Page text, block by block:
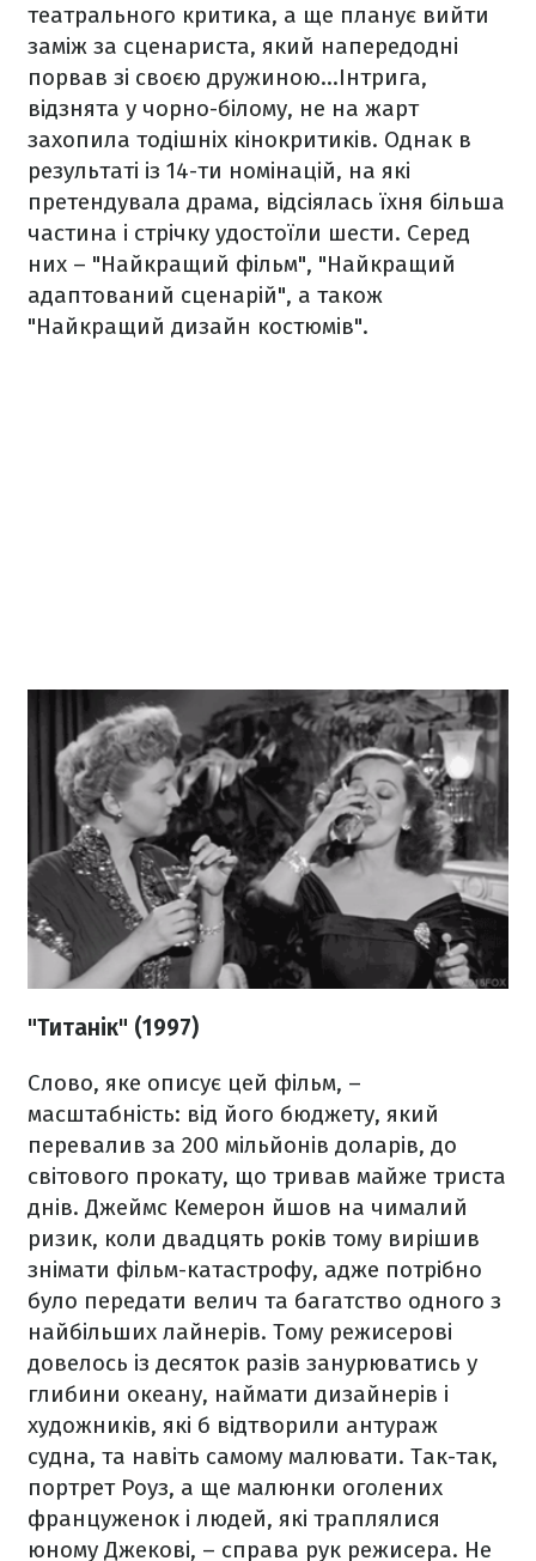
театрального критика, а ще планує вийти
заміж за сценариста, який напередодні
порвав зі своєю дружиною…Інтрига,
відзнята у чорно-білому, не на жарт
захопила тодішніх кінокритиків. Однак в
результаті із 14-ти номінацій, на які
претендувала драма, відсіялась їхня більша
частина і стрічку удостоїли шести. Серед
них – "Найкращий фільм", "Найкращий
адаптований сценарій", а також
"Найкращий дизайн костюмів".
"Титанік" (1997)
Слово, яке описує цей фільм, –
масштабність: від його бюджету, який
перевалив за 200 мільйонів доларів, до
світового прокату, що тривав майже триста
днів. Джеймс Кемерон йшов на чималий
ризик, коли двадцять років тому вирішив
знімати фільм-катастрофу, адже потрібно
було передати велич та багатство одного з
найбільших лайнерів. Тому режисерові
довелось із десяток разів занурюватись у
глибини океану, наймати дизайнерів і
художників, які б відтворили антураж
судна, та навіть самому малювати. Так-так,
портрет Роуз, а ще малюнки оголених
француженок і людей, які траплялися
юному Джекові, – справа рук режисера. Не